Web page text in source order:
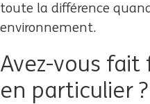
toute la différence
environnement.
Avez-vous fait
en particulier ?